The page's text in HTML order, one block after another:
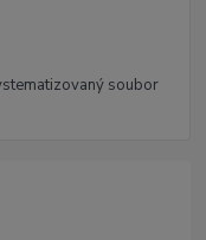
soubor